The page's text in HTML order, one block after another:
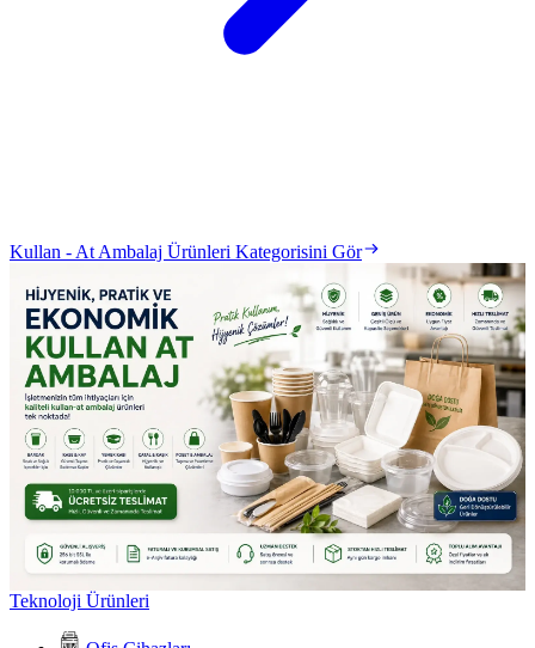
Kullan - At Ambalaj Ürünleri Kategorisini Gör
Teknoloji Ürünleri